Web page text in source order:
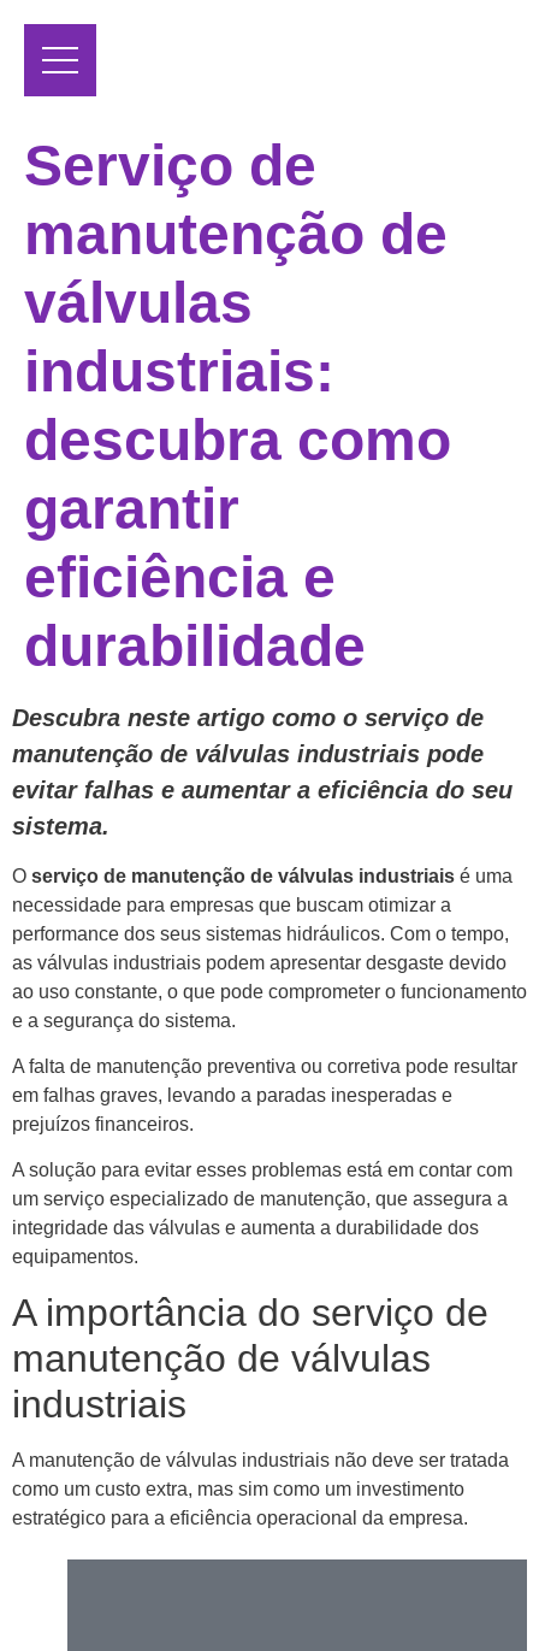
Serviço de
manutenção de
válvulas
industriais:
descubra como
garantir
eficiência e
durabilidade
Descubra neste artigo como o serviço de
manutenção de válvulas industriais pode
evitar falhas e aumentar a eficiência do seu
sistema.
O serviço de manutenção de válvulas industriais é uma
necessidade para empresas que buscam otimizar a
performance dos seus sistemas hidráulicos. Com o tempo,
as válvulas industriais podem apresentar desgaste devido
ao uso constante, o que pode comprometer o funcionamento
e a segurança do sistema.
A falta de manutenção preventiva ou corretiva pode resultar
em falhas graves, levando a paradas inesperadas e
prejuízos financeiros.
A solução para evitar esses problemas está em contar com
um serviço especializado de manutenção, que assegura a
integridade das válvulas e aumenta a durabilidade dos
equipamentos.
A importância do serviço de
manutenção de válvulas
industriais
A manutenção de válvulas industriais não deve ser tratada
como um custo extra, mas sim como um investimento
estratégico para a eficiência operacional da empresa.